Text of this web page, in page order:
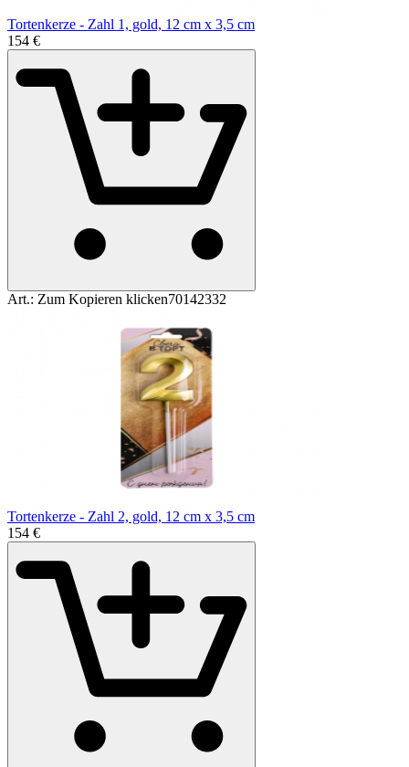
Tortenkerze - Zahl 1, gold, 12 cm x 3,5 cm
1 54 €
Art.: Zum Kopieren klicken70142332
Tortenkerze - Zahl 2, gold, 12 cm x 3,5 cm
1 54 €